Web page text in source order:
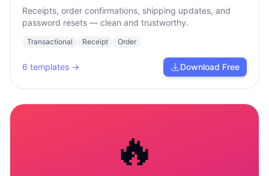
Receipts, order confirmations, shipping updates, and
password resets — clean and trustworthy.
Transactional Receipt Order
6 templates → Download Free
🔥